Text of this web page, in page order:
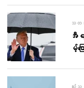
သတ
အီ
မ့်ပြ